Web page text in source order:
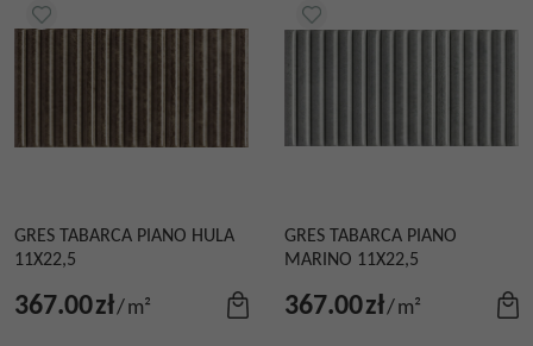
GRES TABARCA PIANO HULA
11X22,5
367.00zł/m²
GRES TABARCA PIANO
MARINO 11X22,5
367.00zł/m²